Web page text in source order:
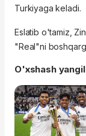
Turkiyaga keladi.
Eslatib o'tamiz,
"Real"ni
O'xshash